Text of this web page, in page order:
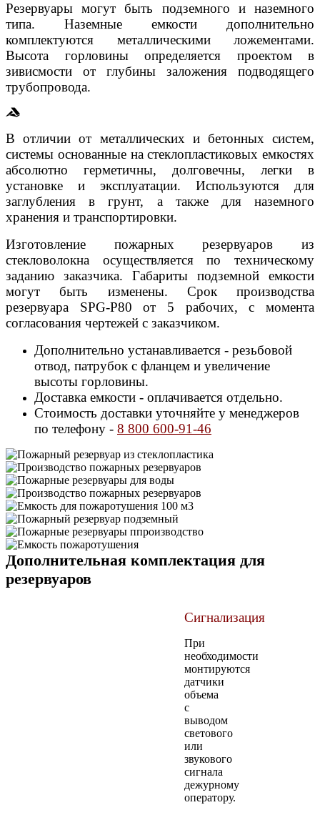
Резервуары могут быть подземного и наземного
типа. Наземные емкости дополнительно
комплектуются металлическими ложементами.
Высота горловины определяется проектом в
зивисмости от глубины заложения подводящего
трубопровода.
В отличии от металлических и бетонных систем,
системы основанные на стеклопластиковых емкостях
абсолютно герметичны, долговечны, легки в
установке и эксплуатации. Используются для
заглубления в грунт, а также для наземного
хранения и транспортировки.
Изготовление пожарных резервуаров из
стекловолокна осуществляется по техническому
заданию заказчика. Габариты подземной емкости
могут быть изменены. Срок производства
резервуара SPG-P80 от 5 рабочих, с момента
согласования чертежей с заказчиком.
Дополнительно устанавливается - резьбовой
отвод, патрубок с фланцем и увеличение
высоты горловины.
Доставка емкости - оплачивается отдельно.
Стоимость доставки уточняйте у менеджеров
по телефону - 8 800 600-91-46
Дополнительная комплектация для
резервуаров
Сигнализация
При
необходимости
монтируются
датчики
объема
с
выводом
светового
или
звукового
сигнала
дежурному
оператору.